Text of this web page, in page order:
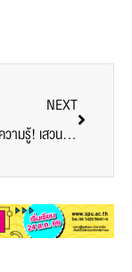
NEXT
54 ปี SPU ให้ความรู้! เสวนาวิชาการ “การบริหารสโมสรกีฬาและสัญญานักกีฬา” โดยผู้ทรงคุณวุฒิ